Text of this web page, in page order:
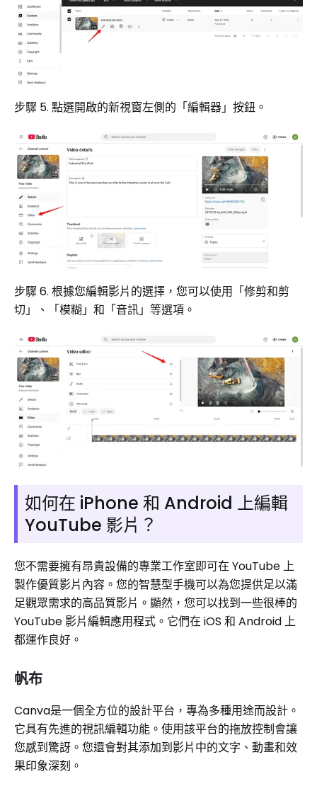
步驟 5. 點選開啟的新視窗左側的「編輯器」按鈕。
步驟 6. 根據您編輯影片的選擇，您可以使用「修剪和剪
切」、「模糊」和「音訊」等選項。
如何在 iPhone 和 Android 上編輯
YouTube 影片？
您不需要擁有昂貴設備的專業工作室即可在 YouTube 上
製作優質影片內容。您的智慧型手機可以為您提供足以滿
足觀眾需求的高品質影片。顯然，您可以找到一些很棒的
YouTube 影片編輯應用程式。它們在 iOS 和 Android 上
都運作良好。
帆布
Canva是一個全方位的設計平台，專為多種用途而設計。
它具有先進的視訊編輯功能。使用該平台的拖放控制會讓
您感到驚訝。您還會對其添加到影片中的文字、動畫和效
果印象深刻。